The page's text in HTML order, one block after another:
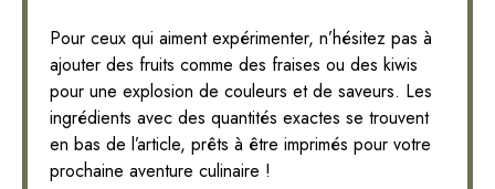
Pour ceux qui aiment expérimenter, n’hésitez pas à
ajouter des fruits comme des fraises ou des kiwis
pour une explosion de couleurs et de saveurs. Les
ingrédients avec des quantités exactes se trouvent
en bas de l’article, prêts à être imprimés pour votre
prochaine aventure culinaire !